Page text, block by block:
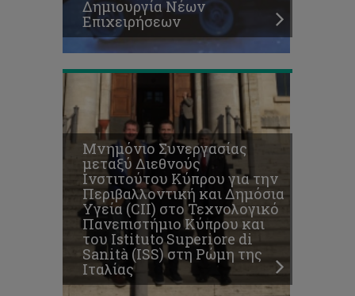
Δημιουργία Νέων
Επιχειρήσεων
Ρώμη
της
Ιταλίας
Μνημόνιο Συνεργασίας
μεταξύ Διεθνούς
Ινστιτούτου Κύπρου για την
Περιβαλλοντική και Δημόσια
Υγεία (CII) στο Τεχνολογικό
Πανεπιστήμιο Κύπρου και
του Istituto Superiore di
Sanità (ISS) στη Ρώμη της
Ιταλίας
Επιστημονική
συμβολή
της
NASA
στη
δημιουργία
του
νέου
Κέντρου
Αριστείας
«ΕΡΑΤΟΣΘΕΝΗΣ»
στο
ΤΕΠΑΚ